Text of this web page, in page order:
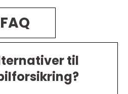
FAQ
til